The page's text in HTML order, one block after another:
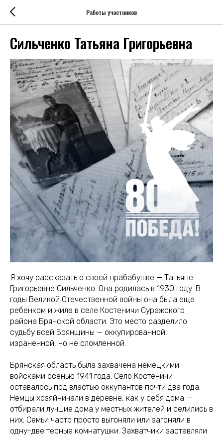
Работы участников
Сильченко Татьяна Григорьевна
Я хочу рассказать о своей прабабушке — Татьяне
Григорьевне Сильченко. Она родилась в 1930 году. В
годы Великой Отечественной войны она была еще
ребенком и жила в селе Костеничи Суражского
района Брянской области. Это место разделило
судьбу всей Брянщины — оккупированной,
израненной, но не сломленной.
Брянская область была захвачена немецкими
войсками осенью 1941 года. Село Костеничи
оставалось под властью оккупантов почти два года.
Немцы хозяйничали в деревне, как у себя дома —
отбирали лучшие дома у местных жителей и селились в
них. Семьи часто просто выгоняли или загоняли в
одну-две тесные комнатушки. Захватчики заставляли